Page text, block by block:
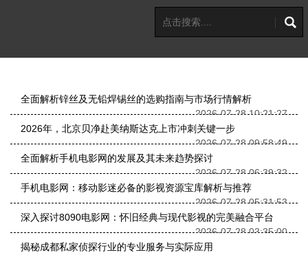
全面解析锌丝及无铅焊锡丝的选购指南与市场行情解析
2026-07-28 10:21:27
2026年，北京贝净赴美纳斯达克上市冲刺关键一步
2026-07-28 09:58:49
全面解析手机电影网的发展及其未来趋势探讨
2026-07-28 06:39:32
手机电影网：移动影迷必备的影视资源宝库解析与推荐
2026-07-28 05:31:53
深入探讨8090电影网：怀旧经典与现代影视的完美融合平台
2026-07-28 03:35:00
揭秘成都私家侦探行业的专业服务与实际应用